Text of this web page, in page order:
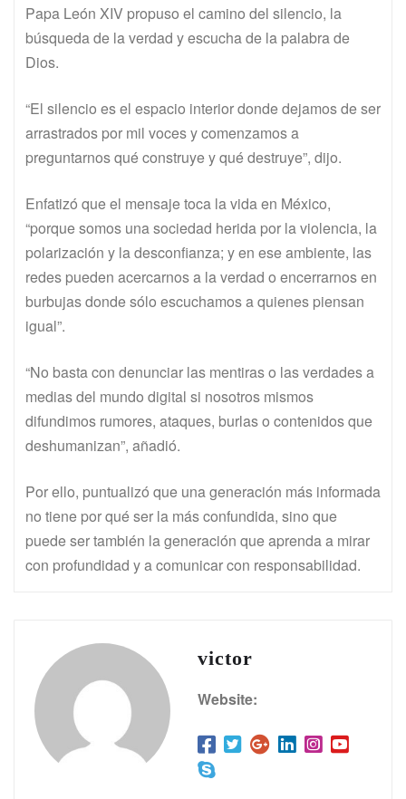
Papa León XIV propuso el camino del silencio, la
búsqueda de la verdad y escucha de la palabra de
Dios.
“El silencio es el espacio interior donde dejamos de ser
arrastrados por mil voces y comenzamos a
preguntarnos qué construye y qué destruye”, dijo.
Enfatizó que el mensaje toca la vida en México,
“porque somos una sociedad herida por la violencia, la
polarización y la desconfianza; y en ese ambiente, las
redes pueden acercarnos a la verdad o encerrarnos en
burbujas donde sólo escuchamos a quienes piensan
igual”.
“No basta con denunciar las mentiras o las verdades a
medias del mundo digital si nosotros mismos
difundimos rumores, ataques, burlas o contenidos que
deshumanizan”, añadió.
Por ello, puntualizó que una generación más informada
no tiene por qué ser la más confundida, sino que
puede ser también la generación que aprenda a mirar
con profundidad y a comunicar con responsabilidad.
victor
Website: